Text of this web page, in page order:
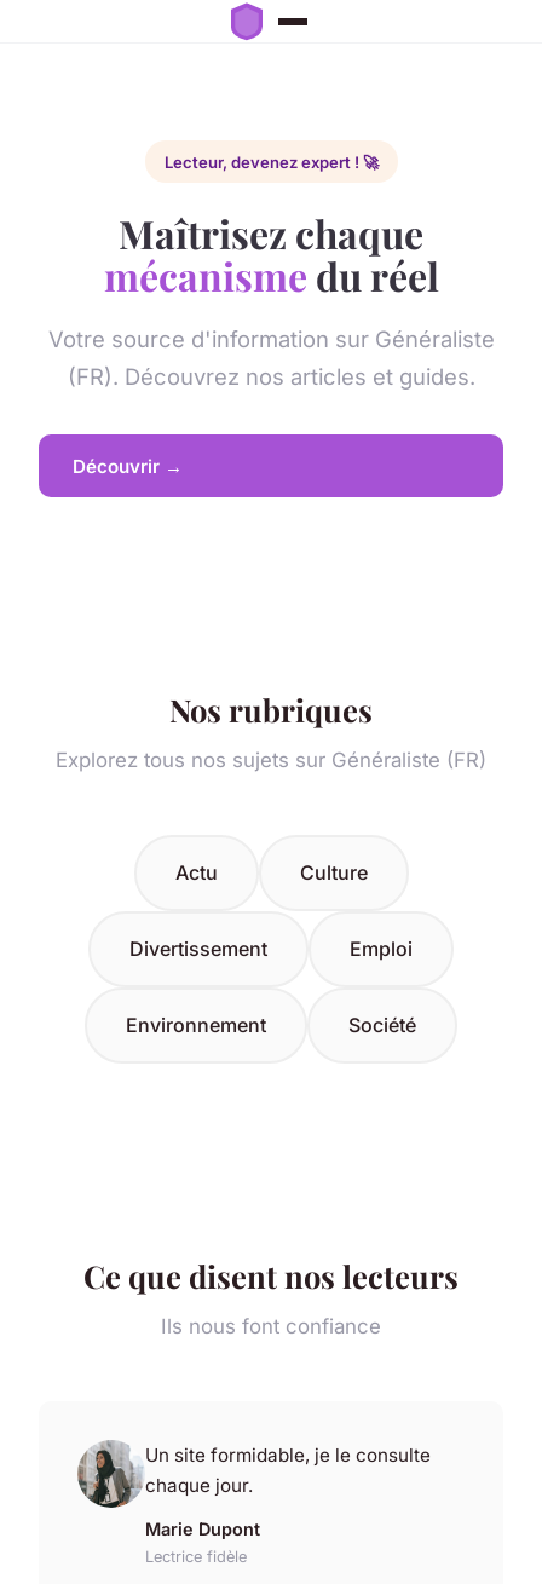
Lecteur, devenez expert ! 🚀
Maîtrisez chaque
mécanisme du réel
Votre source d'information sur Généraliste
(FR). Découvrez nos articles et guides.
Découvrir →
Nos rubriques
Explorez tous nos sujets sur Généraliste (FR)
Actu Culture
Divertissement Emploi
Environnement Société
Ce que disent nos lecteurs
Ils nous font confiance
Un site formidable, je le consulte
chaque jour.
Marie Dupont
Lectrice fidèle